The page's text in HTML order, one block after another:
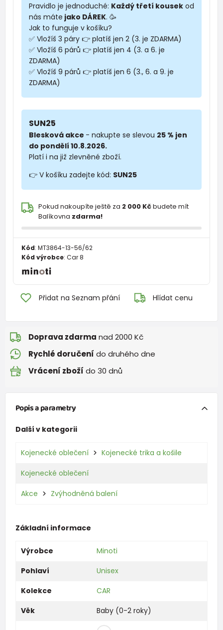
Pravidlo je jednoduché: Každý třetí kousek od
nás máte jako DÁREK. 🥳
Jak to funguje v košíku?
✅ Vložíš 3 páry 👉 platíš jen 2 (3. je ZDARMA)
✅ Vložíš 6 párů 👉 platíš jen 4 (3. a 6. je
ZDARMA)
✅ Vložíš 9 párů 👉 platíš jen 6 (3., 6. a 9. je
ZDARMA)
SUN25
Blesková akce - nakupte se slevou 25 % jen
do pondělí 10.8.2026.
Platí i na již zlevněné zboží.
👉 V košíku zadejte kód: SUN25
Pokud nakoupíte ještě za 2 000 Kčbudete mít
Balíkovna zdarma!
Kód: MT3864-13-56/62
Kód výrobce: Car 8
Přidat na Seznam přání Hlídat cenu
Doprava zdarma nad 2000 Kč
Rychlé doručení do druhého dne
Vrácení zboží do 30 dnů
Popis a parametry
Další v kategorii
Kojenecké oblečení Kojenecké trika a košile
Kojenecké oblečení
Akce Zvýhodněná balení
Základní informace
Výrobce
Minoti
Pohlaví
Unisex
Kolekce
CAR
Věk
Baby (0-2 roky)